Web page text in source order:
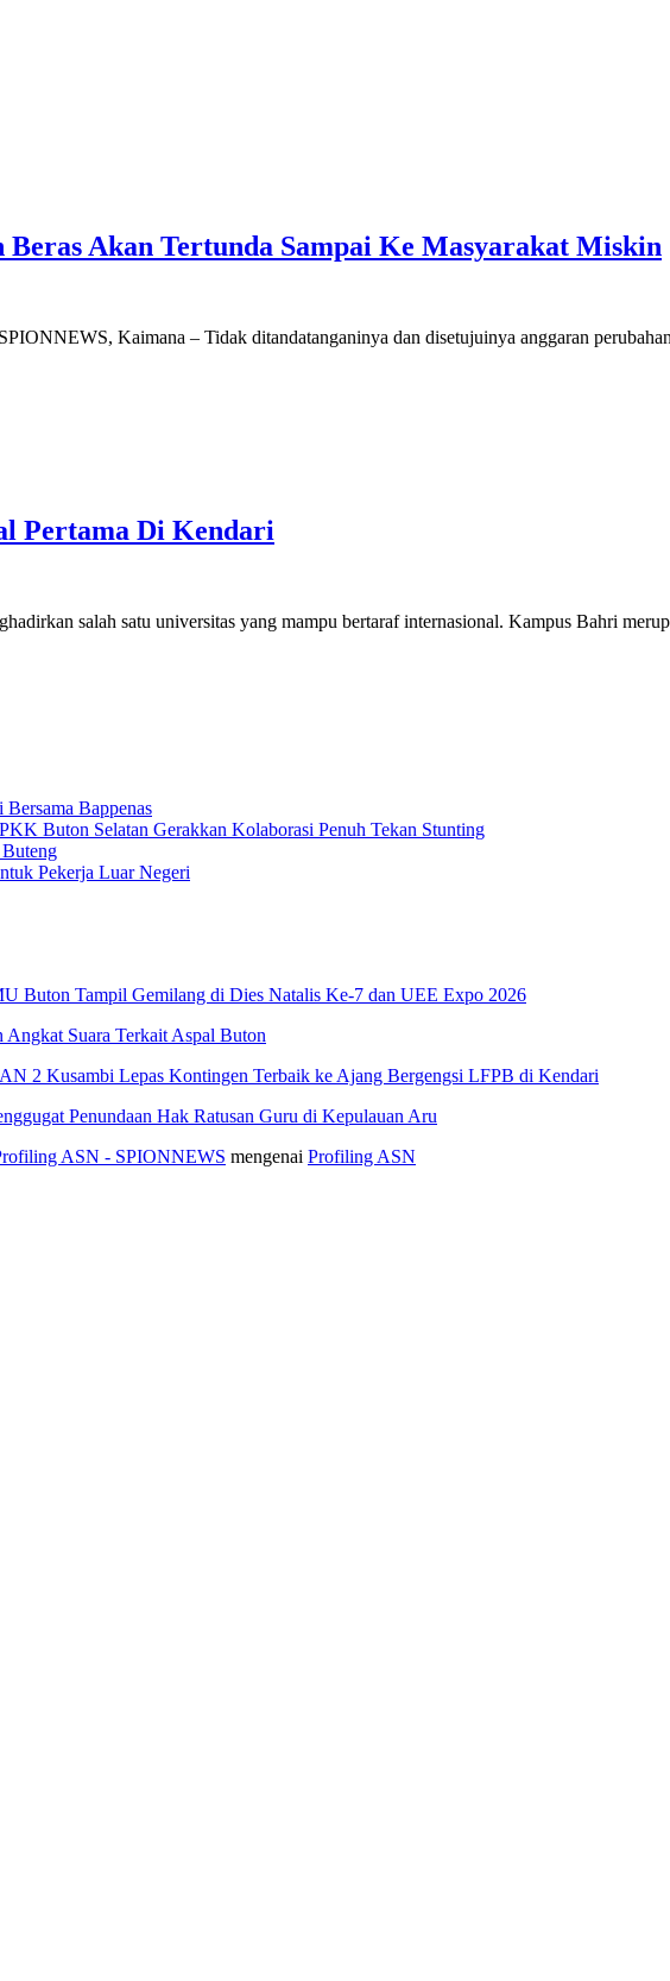
Akan Tertunda Sampai Ke Masyarakat Miskin
Kaimana – Tidak ditandatanganinya dan disetujuinya anggaran
Pertama Di Kendari
salah satu universitas yang mampu bertaraf internasional. Kampus Bahri
Bappenas
Buton Selatan Gerakkan Kolaborasi Penuh Tekan Stunting
Pekerja Luar Negeri
Buton Tampil Gemilang di Dies Natalis Ke-7 dan UEE Expo 2026
Suara Terkait Aspal Buton
2 Kusambi Lepas Kontingen Terbaik ke Ajang Bergengsi LFPB di Kendari
Penundaan Hak Ratusan Guru di Kepulauan Aru
ASN - SPIONNEWS mengenai Profiling ASN